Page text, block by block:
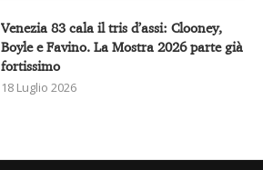
Venezia 83 cala il tris d’assi: Clooney,
Boyle e Favino. La Mostra 2026 parte già
fortissimo
18 Luglio 2026